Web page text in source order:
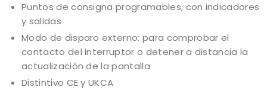
Puntos de consigna programables, con indicadores
y salidas
Modo de disparo externo: para comprobar el
contacto del interruptor o detener a distancia la
actualización de la pantalla
Distintivo CE y UKCA